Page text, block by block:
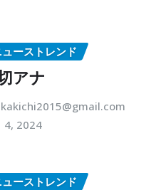
ーストレンド
アナ
4, 2024
ーストレンド